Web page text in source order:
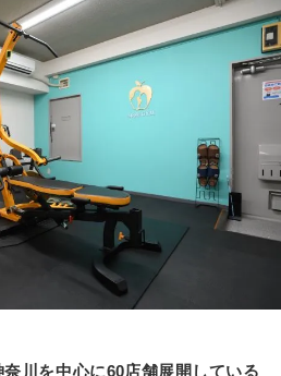
川を中心に60店舗展開している